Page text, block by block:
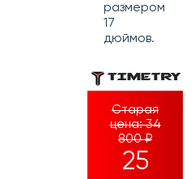
размером
17
дюймов.
Старая
цена:34
800 ₽
25